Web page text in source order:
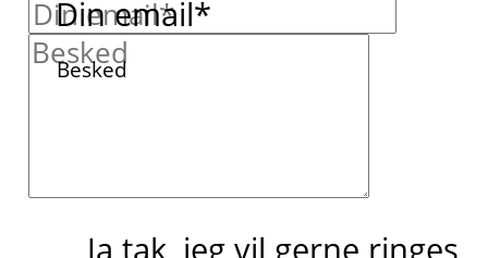
Din email*
Besked
Ja tak, jeg vil gerne ringes